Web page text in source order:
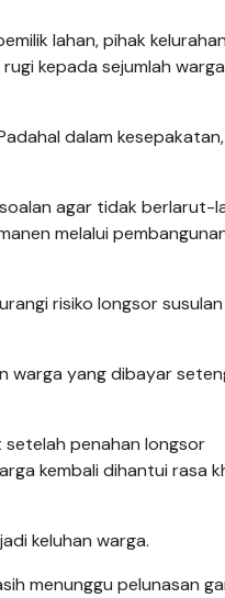
lahan, pihak
kepada sejumlah
dalam kesepakatan,
agar tidak berlarut-
melalui
risiko longsor
warga yang dibayar
setelah penahan longsor
kembali dihantui rasa
keluhan warga.
menunggu pelunasan